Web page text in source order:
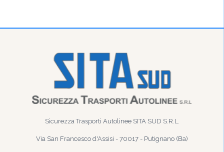
Sicurezza Trasporti Autolinee SITA SUD S.R.L.
Via San Francesco d'Assisi - 70017 - Putignano (Ba)